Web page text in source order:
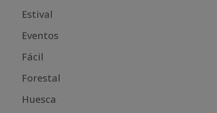
Estival
Eventos
Fácil
Forestal
Huesca